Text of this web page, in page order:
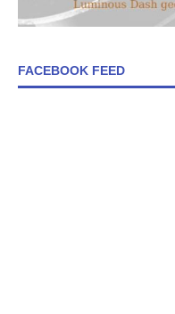
FACEBOOK FEED